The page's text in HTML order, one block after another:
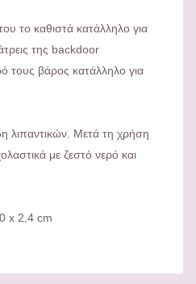
το καθιστά κατάλληλο για
της backdoor
τους βάρος κατάλληλο για
λιπαντικών. Μετά τη χρήση
με ζεστό νερό και
x 2,4 cm